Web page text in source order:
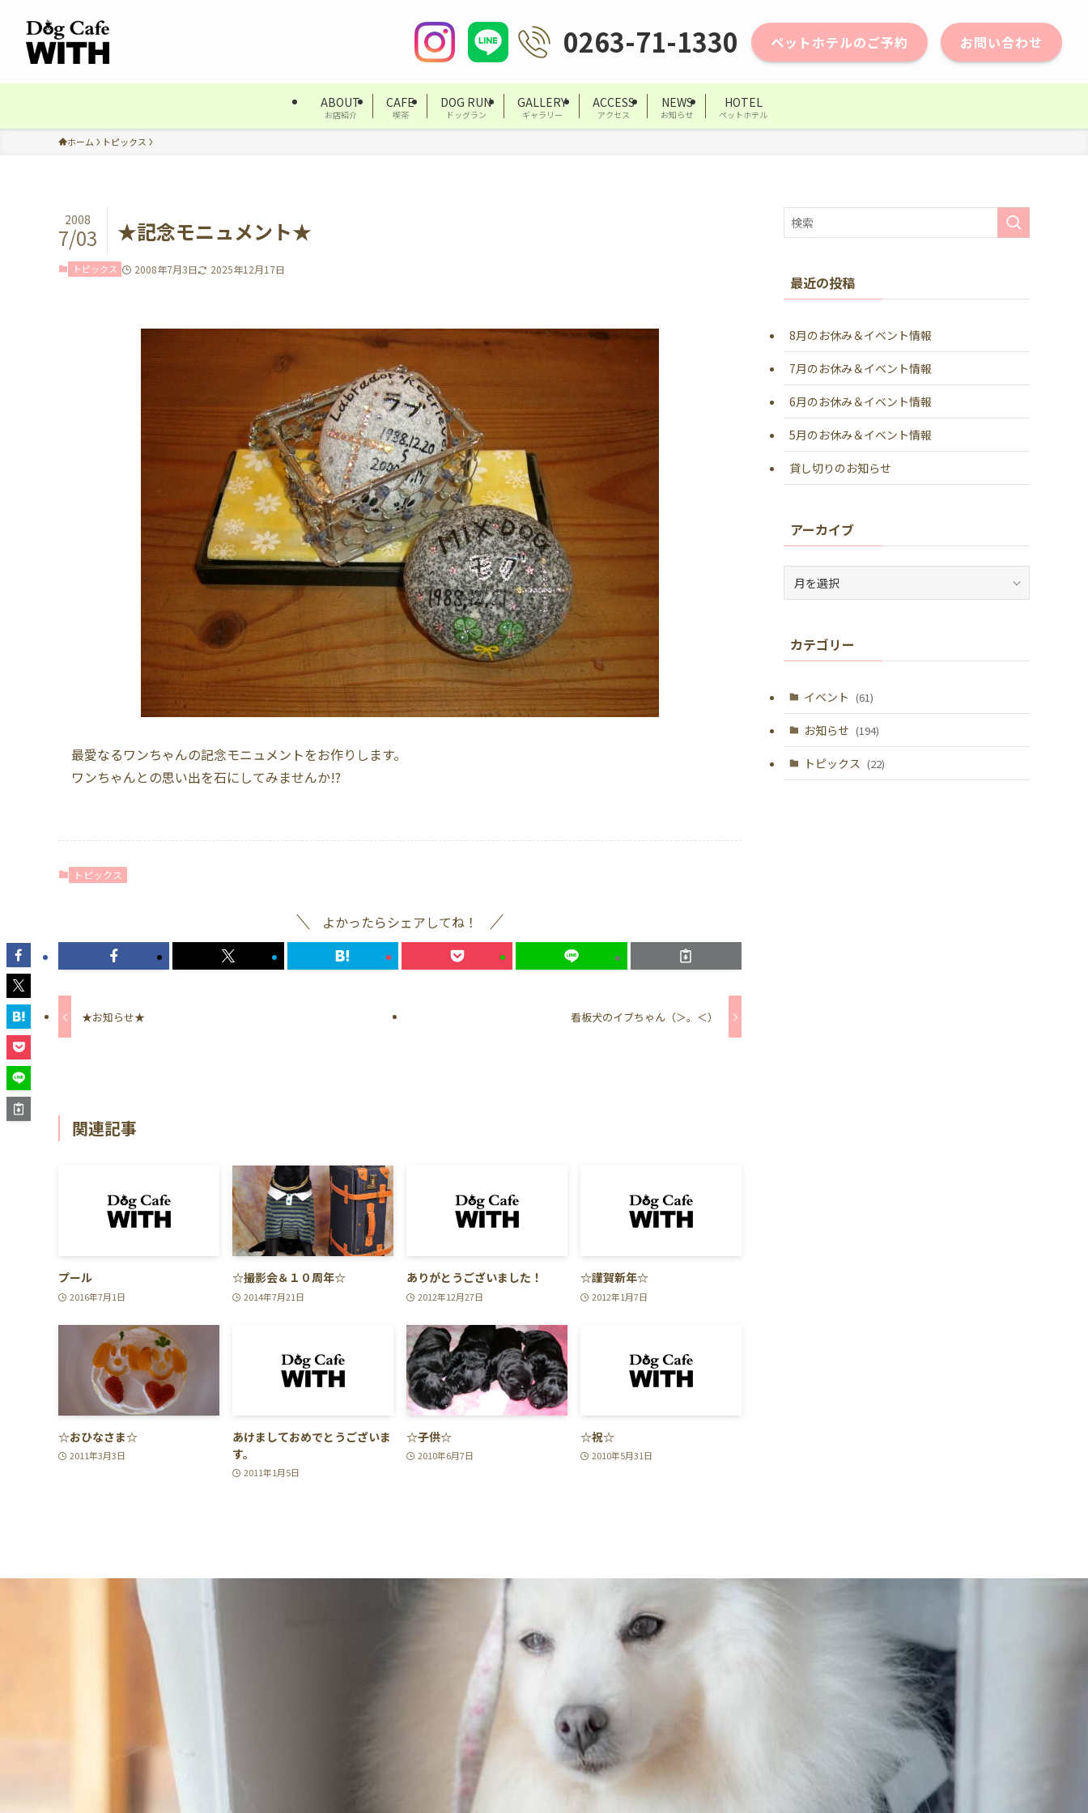
ABOUT
お店紹介
CAFE
喫茶
DOG RUN
ドッグラン
GALLERY
ギャラリー
ACCESS
アクセス
NEWS
お知らせ
HOTEL
ペットホテル
0263-71-1330 ペットホテルのご予約 お問い合わせ
ホーム トピックス
★記念モニュメント★
2008
7/03
トピックス 2008年7月3日 2025年12月17日
最愛なるワンちゃんの記念モニュメントをお作りします。
ワンちゃんとの思い出を石にしてみませんか!?
トピックス
よかったらシェアしてね！
★お知らせ★ 看板犬のイブちゃん（＞。＜）
関連記事
プール
2016年7月1日
☆撮影会＆１０周年☆
2014年7月21日
ありがとうございました！
2012年12月27日
☆謹賀新年☆
2012年1月7日
☆おひなさま☆
2011年3月3日
あけましておめでとうございま
す。
2011年1月5日
☆子供☆
2010年6月7日
☆祝☆
2010年5月31日
最近の投稿
8月のお休み＆イベント情報
7月のお休み＆イベント情報
6月のお休み＆イベント情報
5月のお休み＆イベント情報
貸し切りのお知らせ
アーカイブ
ブカテゴリー
イベント (61)
お知らせ (194)
トピックス (22)